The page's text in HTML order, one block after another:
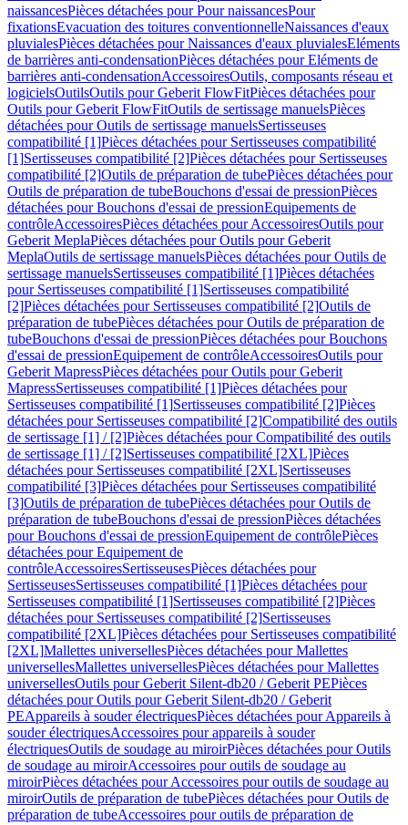
naissancesPièces détachées pour Pour naissancesPour
fixationsEvacuation des toitures conventionnelleNaissances d'eaux
pluvialesPièces détachées pour Naissances d'eaux pluvialesEléments
de barrières anti-condensationPièces détachées pour Eléments de
barrières anti-condensationAccessoiresOutils, composants réseau et
logicielsOutilsOutils pour Geberit FlowFitPièces détachées pour
Outils pour Geberit FlowFitOutils de sertissage manuelsPièces
détachées pour Outils de sertissage manuelsSertisseuses
compatibilité [1]Pièces détachées pour Sertisseuses compatibilité
[1]Sertisseuses compatibilité [2]Pièces détachées pour Sertisseuses
compatibilité [2]Outils de préparation de tubePièces détachées pour
Outils de préparation de tubeBouchons d'essai de pressionPièces
détachées pour Bouchons d'essai de pressionEquipements de
contrôleAccessoiresPièces détachées pour AccessoiresOutils pour
Geberit MeplaPièces détachées pour Outils pour Geberit
MeplaOutils de sertissage manuelsPièces détachées pour Outils de
sertissage manuelsSertisseuses compatibilité [1]Pièces détachées
pour Sertisseuses compatibilité [1]Sertisseuses compatibilité
[2]Pièces détachées pour Sertisseuses compatibilité [2]Outils de
préparation de tubePièces détachées pour Outils de préparation de
tubeBouchons d'essai de pressionPièces détachées pour Bouchons
d'essai de pressionEquipement de contrôleAccessoiresOutils pour
Geberit MapressPièces détachées pour Outils pour Geberit
MapressSertisseuses compatibilité [1]Pièces détachées pour
Sertisseuses compatibilité [1]Sertisseuses compatibilité [2]Pièces
détachées pour Sertisseuses compatibilité [2]Compatibilité des outils
de sertissage [1] / [2]Pièces détachées pour Compatibilité des outils
de sertissage [1] / [2]Sertisseuses compatibilité [2XL]Pièces
détachées pour Sertisseuses compatibilité [2XL]Sertisseuses
compatibilité [3]Pièces détachées pour Sertisseuses compatibilité
[3]Outils de préparation de tubePièces détachées pour Outils de
préparation de tubeBouchons d'essai de pressionPièces détachées
pour Bouchons d'essai de pressionEquipement de contrôlePièces
détachées pour Equipement de
contrôleAccessoiresSertisseusesPièces détachées pour
SertisseusesSertisseuses compatibilité [1]Pièces détachées pour
Sertisseuses compatibilité [1]Sertisseuses compatibilité [2]Pièces
détachées pour Sertisseuses compatibilité [2]Sertisseuses
compatibilité [2XL]Pièces détachées pour Sertisseuses compatibilité
[2XL]Mallettes universellesPièces détachées pour Mallettes
universellesMallettes universellesPièces détachées pour Mallettes
universellesOutils pour Geberit Silent-db20 / Geberit PEPièces
détachées pour Outils pour Geberit Silent-db20 / Geberit
PEAppareils à souder électriquesPièces détachées pour Appareils à
souder électriquesAccessoires pour appareils à souder
électriquesOutils de soudage au miroirPièces détachées pour Outils
de soudage au miroirAccessoires pour outils de soudage au
miroirPièces détachées pour Accessoires pour outils de soudage au
miroirOutils de préparation de tubePièces détachées pour Outils de
préparation de tubeAccessoires pour outils de préparation de